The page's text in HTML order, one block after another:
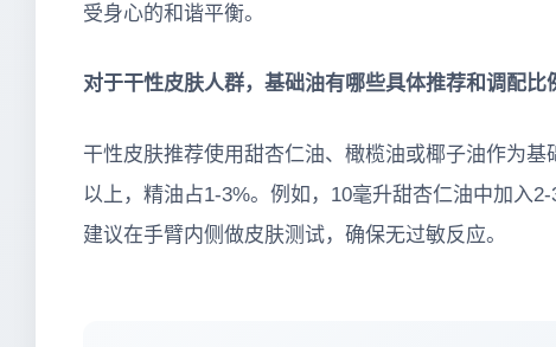
受身心的和谐平衡。
对于干性皮肤人群，基础油有哪些具体推荐和调配比
干性皮肤推荐使用甜杏仁油、橄榄油或椰子油作为
以上，精油占1-3%。例如，10毫升甜杏仁油中加入
建议在手臂内侧做皮肤测试，确保无过敏反应。